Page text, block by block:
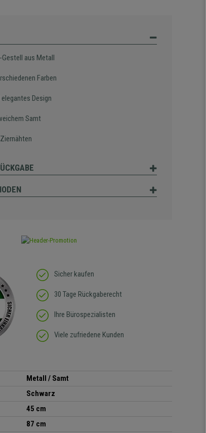
aus Metall
Farben
Design
Samt
Sicher kaufen
30 Tage Rückgaberecht
Ihre Bürospezialisten
Viele zufriedene Kunden
Metall / Samt
Schwarz
45 cm
87 cm